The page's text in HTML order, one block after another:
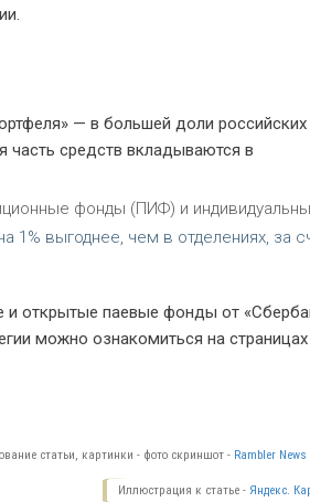
— в большей доли российских
часть средств вкладываются в
фонды (ПИФ) и
1% выгоднее, чем в отделениях, за
открытые паевые фонды от
можно ознакомиться на страницах
статьи, картинки - фото скриншот - Rambler News
Иллюстрация к статье - Яндекс.